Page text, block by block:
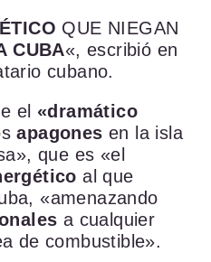
QUE NIEGAN
CUBA«, escribió en
cubano.
el «dramático
apagones en la isla
que es «el
al que
«amenazando
a cualquier
de combustible».